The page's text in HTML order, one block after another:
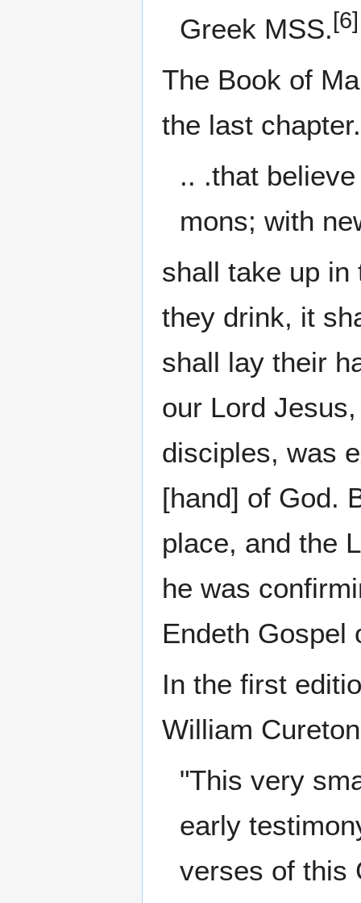
Greek MSS.[6]
The Book of
the last
.. .that
mons; with
shall take up in
they drink, it
shall lay their
our Lord
disciples, was
[hand] of God.
place, and the
he was
Endeth Gospel
In the first
William
"This very
early
verses of this